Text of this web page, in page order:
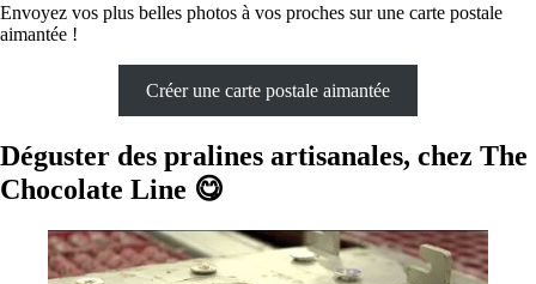
Envoyez vos plus belles photos à vos proches sur une carte postale
aimantée !
Créer une carte postale aimantée
Déguster des pralines artisanales, chez The
Chocolate Line 😋